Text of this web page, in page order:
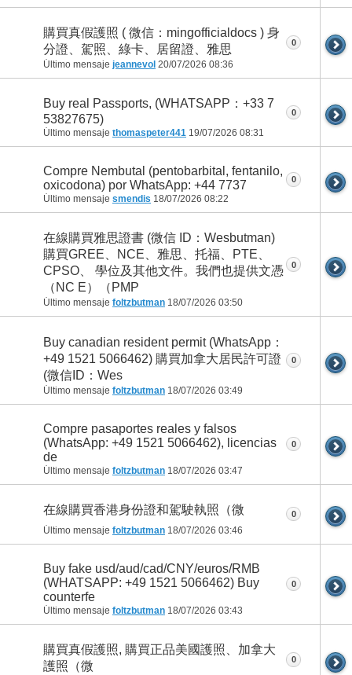
購買真假護照 ( 微信：mingofficialdocs ) 身
分證、駕照、綠卡、居留證、雅思
Último mensaje jeannevol 20/07/2026 08:36
0
Buy real Passports, (WHATSAPP：+33 7
53827675)
Último mensaje thomaspeter441 19/07/2026 08:31
0
Compre Nembutal (pentobarbital, fentanilo,
oxicodona) por WhatsApp: +44 7737
Último mensaje smendis 18/07/2026 08:22
0
在線購買雅思證書 (微信 ID：Wesbutman)
購買GREE、NCE、雅思、托福、PTE、
CPSO、 學位及其他文件。我們也提供文憑
（NC E）（PMP
Último mensaje foltzbutman 18/07/2026 03:50
0
Buy canadian resident permit (WhatsApp：
+49 1521 5066462) 購買加拿大居民許可證
(微信ID：Wes
Último mensaje foltzbutman 18/07/2026 03:49
0
Compre pasaportes reales y falsos
(WhatsApp: +49 1521 5066462), licencias
de
Último mensaje foltzbutman 18/07/2026 03:47
0
在線購買香港身份證和駕駛執照（微
Último mensaje foltzbutman 18/07/2026 03:46
0
Buy fake usd/aud/cad/CNY/euros/RMB
(WHATSAPP: +49 1521 5066462) Buy
counterfe
Último mensaje foltzbutman 18/07/2026 03:43
0
購買真假護照, 購買正品美國護照、加拿大
護照（微
0